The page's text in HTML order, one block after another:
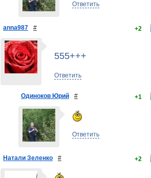
Ответить
anna987 # +2
555+++
Ответить
Одиноков Юрий # +1
Ответить
Натали Зеленко # +2